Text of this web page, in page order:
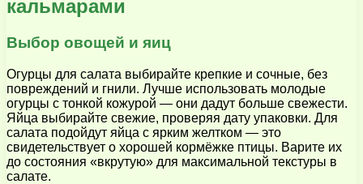
кальмарами
Выбор овощей и яиц
Огурцы для салата выбирайте крепкие и сочные, без
повреждений и гнили. Лучше использовать молодые
огурцы с тонкой кожурой — они дадут больше свежести.
Яйца выбирайте свежие, проверяя дату упаковки. Для
салата подойдут яйца с ярким желтком — это
свидетельствует о хорошей кормёжке птицы. Варите их
до состояния «вкрутую» для максимальной текстуры в
салате.